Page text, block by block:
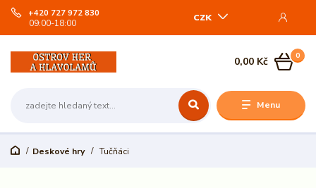
Menu
CZK
+420 727 972 830
09:00-18:00
0
0,00 Kč
Deskové hry Tučňáci